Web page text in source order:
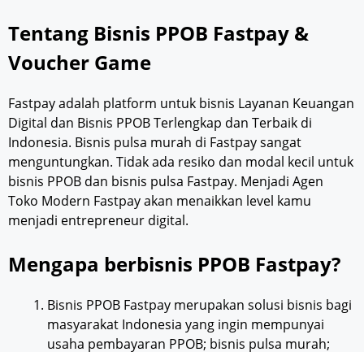
Tentang Bisnis PPOB Fastpay &
Voucher Game
Fastpay adalah platform untuk bisnis Layanan Keuangan
Digital dan Bisnis PPOB Terlengkap dan Terbaik di
Indonesia. Bisnis pulsa murah di Fastpay sangat
menguntungkan. Tidak ada resiko dan modal kecil untuk
bisnis PPOB dan bisnis pulsa Fastpay. Menjadi Agen
Toko Modern Fastpay akan menaikkan level kamu
menjadi entrepreneur digital.
Mengapa berbisnis PPOB Fastpay?
Bisnis PPOB Fastpay merupakan solusi bisnis bagi
masyarakat Indonesia yang ingin mempunyai
usaha pembayaran PPOB; bisnis pulsa murah;